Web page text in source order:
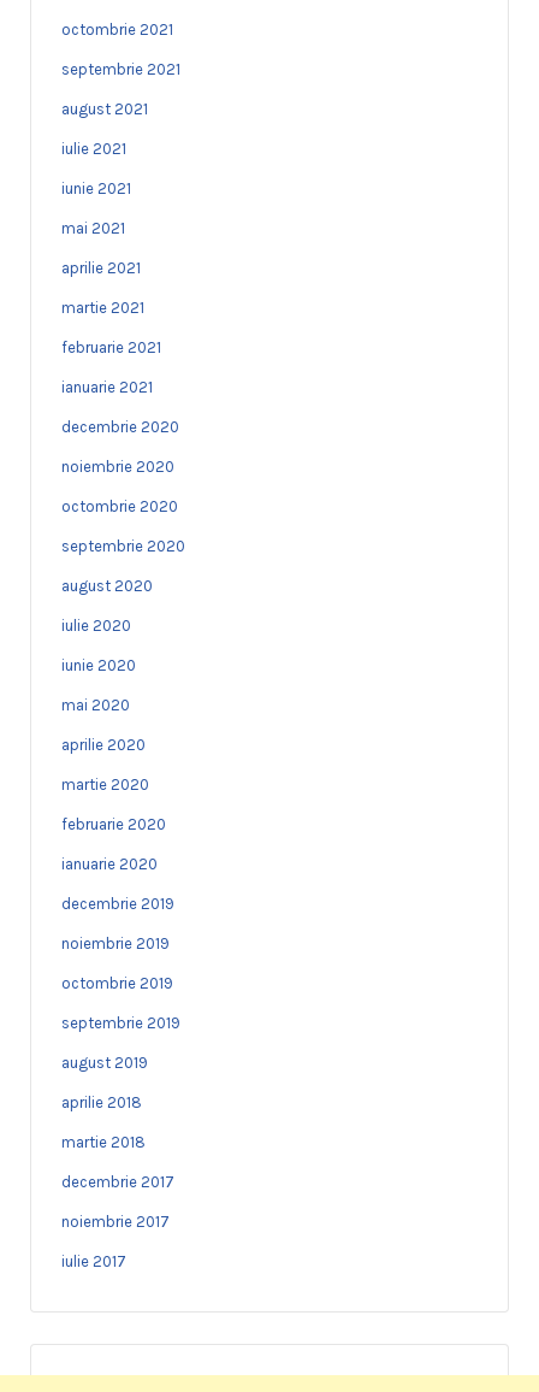
octombrie 2021
septembrie 2021
august 2021
iulie 2021
iunie 2021
mai 2021
aprilie 2021
martie 2021
februarie 2021
ianuarie 2021
decembrie 2020
noiembrie 2020
octombrie 2020
septembrie 2020
august 2020
iulie 2020
iunie 2020
mai 2020
aprilie 2020
martie 2020
februarie 2020
ianuarie 2020
decembrie 2019
noiembrie 2019
octombrie 2019
septembrie 2019
august 2019
aprilie 2018
martie 2018
decembrie 2017
noiembrie 2017
iulie 2017